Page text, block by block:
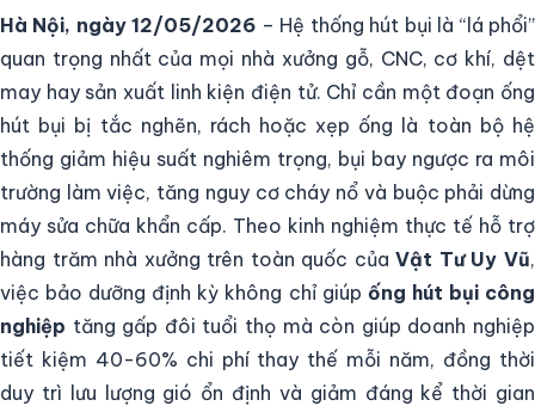
Hà Nội, ngày 12/05/2026 – Hệ thống hút bụi là “lá phổi”
quan trọng nhất của mọi nhà xưởng gỗ, CNC, cơ khí, dệt
may hay sản xuất linh kiện điện tử. Chỉ cần một đoạn ống
hút bụi bị tắc nghẽn, rách hoặc xẹp ống là toàn bộ hệ
thống giảm hiệu suất nghiêm trọng, bụi bay ngược ra môi
trường làm việc, tăng nguy cơ cháy nổ và buộc phải dừng
máy sửa chữa khẩn cấp. Theo kinh nghiệm thực tế hỗ trợ
hàng trăm nhà xưởng trên toàn quốc củaVật Tư Uy Vũ,
việc bảo dưỡng định kỳ không chỉ giúp ống hút bụi công
nghiệp tăng gấp đôi tuổi thọ mà còn giúp doanh nghiệp
tiết kiệm 40-60% chi phí thay thế mỗi năm, đồng thời
duy trì lưu lượng gió ổn định và giảm đáng kể thời gian